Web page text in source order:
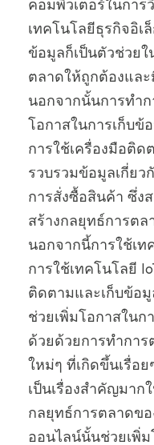
คอมพิวเตอร์ในการ
เทคโนโลยีธุรกิจอิเ
ข้อมูลก็เป็นตัวช่วย
ตลาดให้ถูกต้องแล
นอกจากนั้นการทำ
โอกาสในการเก็บ
การใช้เครื่องมือติด
รวบรวมข้อมูลเกี่ย
การสั่งซื้อสินค้า ซึ่ง
สร้างกลยุทธ์การต
นอกจากนี้การใช้เ
การใช้เทคโนโลยี
ติดตามและเก็บข้อ
ช่วยเพิ่มโอกาสในก
ด้วยด้วยการทำกา
ใหม่ๆ ที่เกิดขึ้นเรื่อ
เป็นเรื่องสำคัญมาก
กลยุทธ์การตลาดข
ออนไลน์นั้นช่วยเพิ่